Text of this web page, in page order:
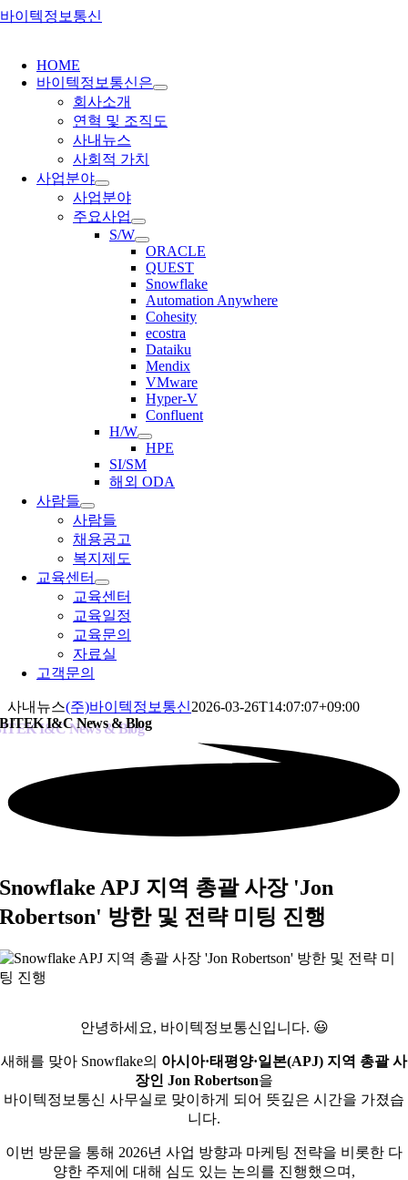
Skip
HOME
바이텍정보통신은
회사소개
연혁 및 조직도
사내뉴스
사회적 가치
사업분야
사업분야
주요사업
S/W
ORACLE
QUEST
Snowflake
Automation Anywhere
Cohesity
ecostra
Dataiku
Mendix
VMware
Hyper-V
Confluent
H/W
HPE
SI/SM
해외 ODA
사람들
사람들
채용공고
복지제도
교육센터
교육센터
교육일정
교육문의
자료실
고객문의
사내뉴스(주)바이텍정보통신2026-03-26T14:07:07+09:00
BITEK I&C News & Blog
Snowflake APJ 지역 총괄 사장 'Jon
Robertson' 방한 및 전략 미팅 진행
안녕하세요, 바이텍정보통신입니다. 😃
새해를 맞아 Snowflake의 아시아·태평양·일본(APJ) 지역 총괄 사
장인 Jon Robertson을
바이텍정보통신 사무실로 맞이하게 되어 뜻깊은 시간을 가졌습
니다.
이번 방문을 통해 2026년 사업 방향과 마케팅 전략을 비롯한 다
양한 주제에 대해 심도 있는 논의를 진행했으며,